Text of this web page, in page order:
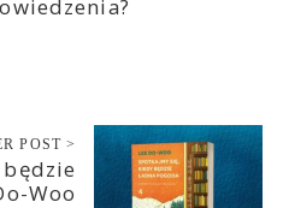
POST >
Woo